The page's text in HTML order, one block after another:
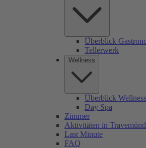
Überblick
Tellerwerk
Wellness
Überblick Wellness
Day Spa
Zimmer
Aktivitäten in
Last Minute
FAQ